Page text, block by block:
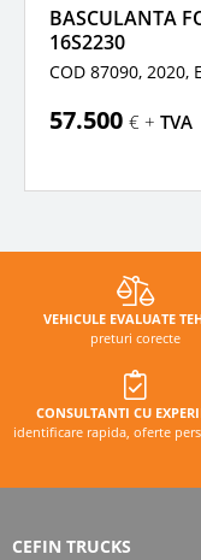
BASCULANTA
16S2230
COD 87090, 2020,
57.500 € + TVA
VEHICULE EVALUATE
preturi corecte
CONSULTANTI CU
identificare rapida, oferte
CEFIN TRUCKS